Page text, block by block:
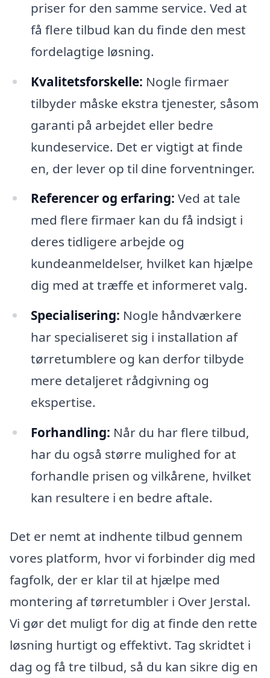
priser for den samme service. Ved at
få flere tilbud kan du finde den mest
fordelagtige løsning.
Kvalitetsforskelle: Nogle firmaer
tilbyder måske ekstra tjenester, såsom
garanti på arbejdet eller bedre
kundeservice. Det er vigtigt at finde
en, der lever op til dine forventninger.
Referencer og erfaring: Ved at tale
med flere firmaer kan du få indsigt i
deres tidligere arbejde og
kundeanmeldelser, hvilket kan hjælpe
dig med at træffe et informeret valg.
Specialisering: Nogle håndværkere
har specialiseret sig i installation af
tørretumblere og kan derfor tilbyde
mere detaljeret rådgivning og
ekspertise.
Forhandling: Når du har flere tilbud,
har du også større mulighed for at
forhandle prisen og vilkårene, hvilket
kan resultere i en bedre aftale.
Det er nemt at indhente tilbud gennem
vores platform, hvor vi forbinder dig med
fagfolk, der er klar til at hjælpe med
montering af tørretumbler i Over Jerstal.
Vi gør det muligt for dig at finde den rette
løsning hurtigt og effektivt. Tag skridtet i
dag og få tre tilbud, så du kan sikre dig en